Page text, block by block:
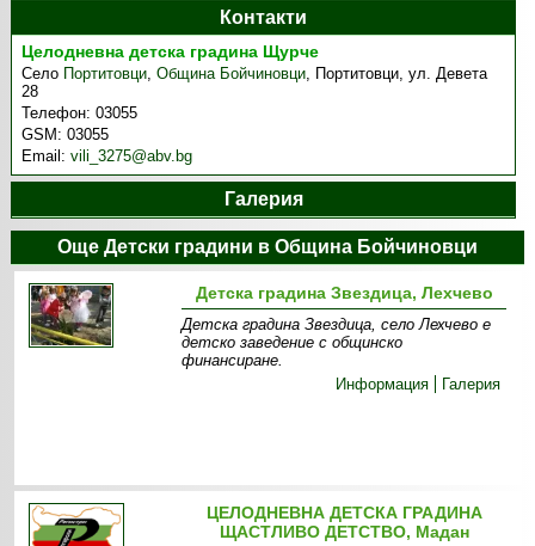
Контакти
Целодневна детска градина Щурче
Село Портитовци,Община Бойчиновци, Портитовци, ул. Девета
28
Телефон:03055
GSM:03055
Email:vili_3275@abv.bg
Галерия
Още Детски градини в Община Бойчиновци
Детска градина Звездица, Лехчево
Детска градина Звездица, село Лехчево е
детско заведение с общинско
финансиране.
Информация
Галерия
ЦЕЛОДНЕВНА ДЕТСКА ГРАДИНА
ЩАСТЛИВО ДЕТСТВО, Мадан